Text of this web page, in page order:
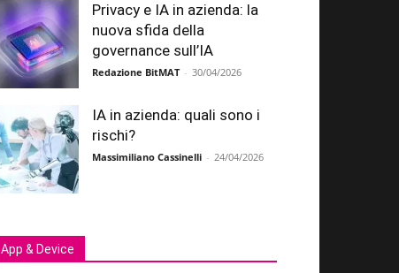
Privacy e IA in azienda: la
nuova sfida della
governance sull’IA
Redazione BitMAT - 30/04/2026
IA in azienda: quali sono i
rischi?
Massimiliano Cassinelli - 24/04/2026
App & Device